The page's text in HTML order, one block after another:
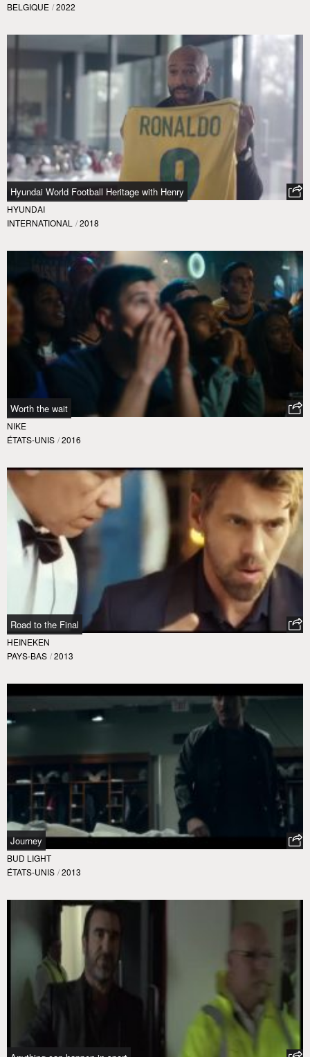
BELGIQUE / 2022
Hyundai World Football Heritage with Henry
HYUNDAI
INTERNATIONAL / 2018
Worth the wait
NIKE
ÉTATS-UNIS / 2016
Road to the Final
HEINEKEN
PAYS-BAS / 2013
Journey
BUD LIGHT
ÉTATS-UNIS / 2013